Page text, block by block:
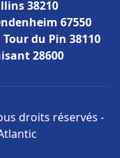
38210
67550
du Pin 38110
28600
droits réservés -